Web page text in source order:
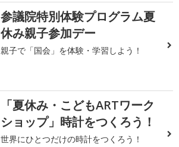
参議院特別体験プログラム夏
休み親子参加デー
親子で「国会」を体験・学習しよう！
「夏休み・こどもARTワーク
ショップ」時計をつくろう！
世界にひとつだけの時計をつくろう！